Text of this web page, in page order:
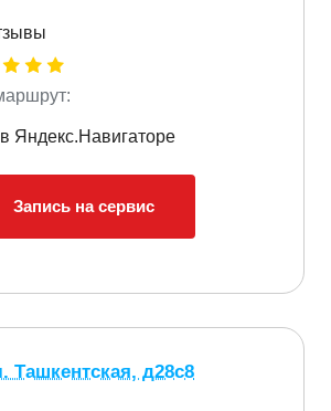
Запись на сервис
Ташкентская, д28с8